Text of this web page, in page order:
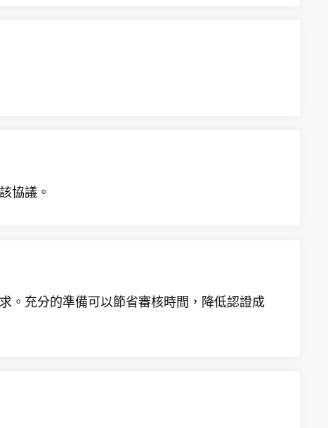
協議。
。充分的準備可以節省審核時間，降低認證成